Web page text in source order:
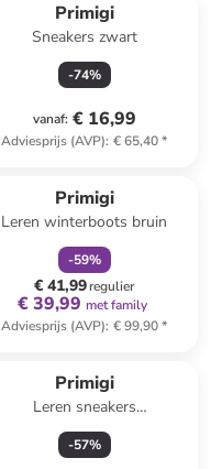
Primigi
Sneakers zwart
-74%
vanaf: € 16,99
Adviesprijs (AVP): € 65,40*
Primigi
Leren winterboots bruin
-59%
€ 41,99regulier
€ 39,99 met family
Adviesprijs (AVP): € 99,90*
Primigi
Leren sneakers
donkerblauw/kaki
-57%